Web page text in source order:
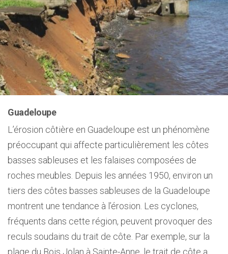
Guadeloupe
L’érosion côtière en Guadeloupe est un phénomène
préoccupant qui affecte particulièrement les côtes
basses sableuses et les falaises composées de
roches meubles. Depuis les années 1950, environ un
tiers des côtes basses sableuses de la Guadeloupe
montrent une tendance à l’érosion. Les cyclones,
fréquents dans cette région, peuvent provoquer des
reculs soudains du trait de côte. Par exemple, sur la
plage du Bois Jolan à Sainte-Anne, le trait de côte a